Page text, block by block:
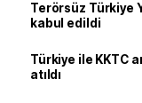
Terörsüz Türkiye
kabul edildi
Türkiye ile KKTC
atıldı